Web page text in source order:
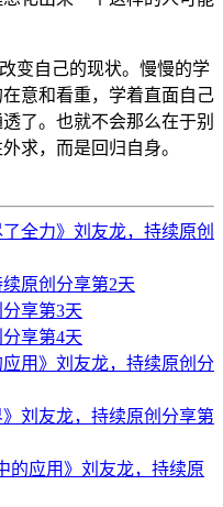
自己的现状。慢慢的学
意和看重，学着直面自己
了。也就不会那么在于别
求，而是回归自身。
全力》刘友龙，持续原创
原创分享第2天
享第3天
享第4天
用》刘友龙，持续原创分
刘友龙，持续原创分享第
的应用》刘友龙，持续原